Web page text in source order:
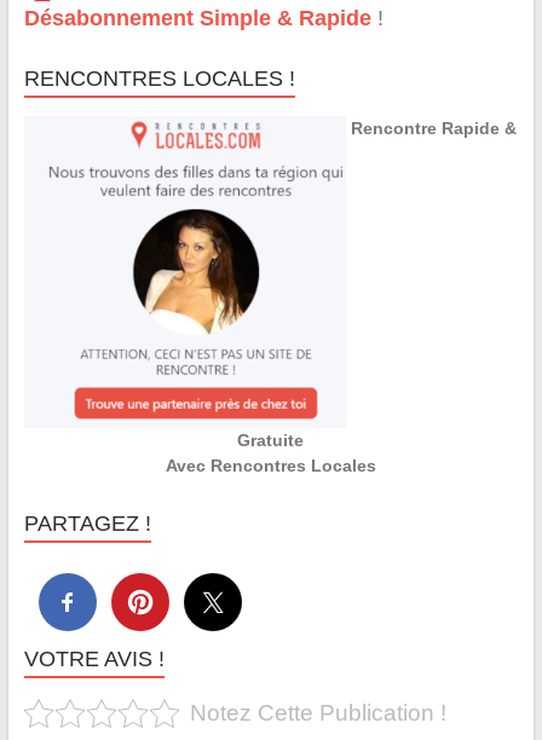
Désabonnement Simple & Rapide!
RENCONTRES LOCALES !
Rencontre Rapide &
Gratuite
Avec Rencontres Locales
PARTAGEZ !
VOTRE AVIS !
Notez Cette Publication !